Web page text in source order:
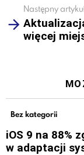
Następny
więcej
Bez kategorii
iOS 9 na 88%
w adaptacji